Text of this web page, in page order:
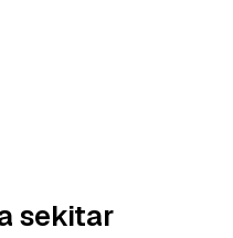
sekitar